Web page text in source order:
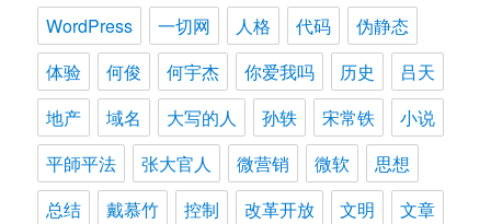
WordPress
一切网 人格 代码
伪静态
体验
何俊 何宇杰 你爱我吗 历史
吕天
地产
域名 大写的人 孙轶 宋常铁
小说
平師平法
张大官人 微营销 微软
思想
总结
戴慕竹 控制 改革开放 文明
文章